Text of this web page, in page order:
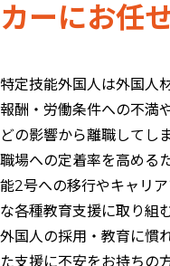
カーにお任
特定技能外国人は外国人
報酬・労働条件への不満
どの影響から離職してし
職場への定着率を高める
能2号への移行やキャリ
な各種教育支援に取り組
外国人の採用・教育に慣
た支援に不安をお持ちの